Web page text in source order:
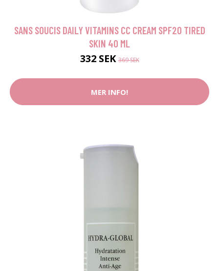
SANS SOUCIS DAILY VITAMINS CC CREAM SPF20 TIRED
SKIN 40 ML
332 SEK369 SEK
MER INFO!